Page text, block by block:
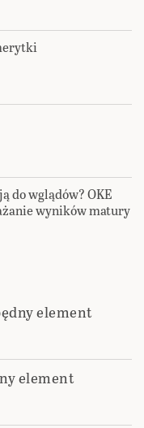
do wglądów? OKE
wyników matury
element
element